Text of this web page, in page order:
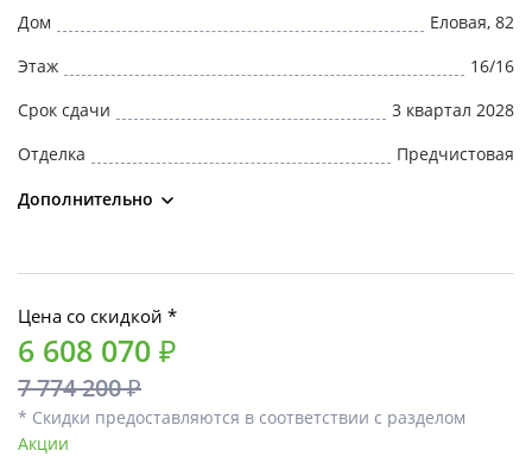
Дом
Еловая, 82
Этаж
16/16
Срок сдачи
3 квартал 2028
Отделка
Предчистовая
Дополнительно
Цена со скидкой *
6 608 070 ₽
7 774 200 ₽
* Скидки предоставляются в соответствии с разделом
Акции